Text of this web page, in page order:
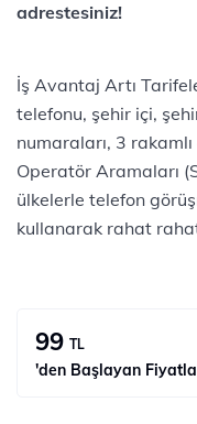
adrestesiniz!
İş Avantaj Artı
telefonu, şehir içi,
numaraları, 3
Operatör Aramaları
ülkelerle telefon
kullanarak rahat
99 TL
'den Başlayan